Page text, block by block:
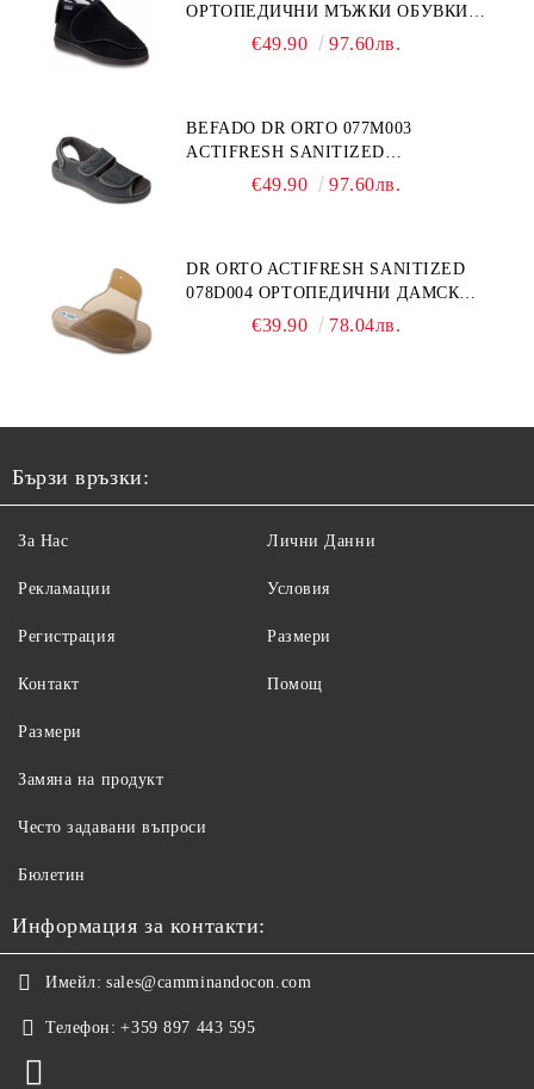
ОРТОПЕДИЧНИ МЪЖКИ ОБУВКИ
ЗА ГИПСИРАН ИЛИ СВРЪХ
€49.90 97.60лв.
BEFADO DR ORTO 077M003
ACTIFRESH SANITIZED
ОРТОПЕДИЧНИ САНДАЛИ ЗА
€49.90 97.60лв.
DR ORTO ACTIFRESH SANITIZED
078D004 ОРТОПЕДИЧНИ ДАМСКИ
ЧЕХЛИ ЗА МНОГО ОТЕКЪЛ КРАК,
€39.90 78.04лв.
Бързи връзки:
За Нас
Рекламации
Регистрация
Контакт
Лични Данни
Условия
Размери
Помощ
Размери
Замяна на продукт
Често задавани въпроси
Бюлетин
Информация за контакти:
Имейл: sales@camminandocon.com
Телефон: +359 897 443 595